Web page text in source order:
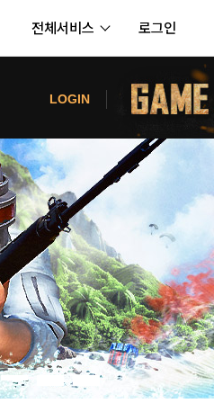
전체서비스 로그인
LOGIN